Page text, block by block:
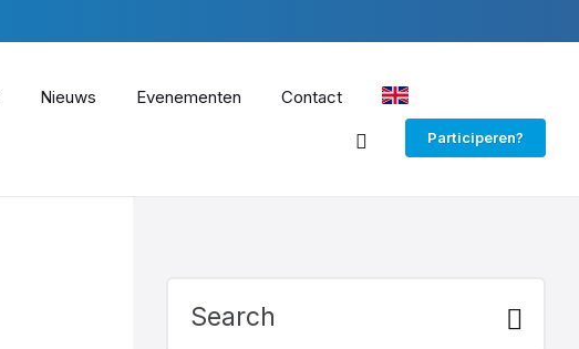
Nieuws Evenementen Contact EN
Participeren?